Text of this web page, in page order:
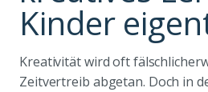
Kinder
Kreativität wird oft
Zeitvertreib abgetan. Doch in